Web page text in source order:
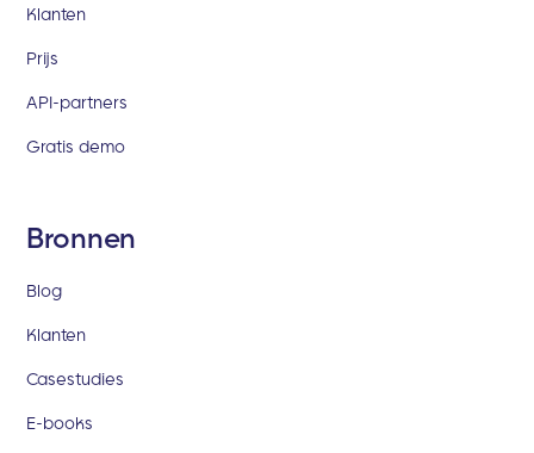
Klanten
Prijs
API-partners
Gratis demo
Bronnen
Blog
Klanten
Casestudies
E-books